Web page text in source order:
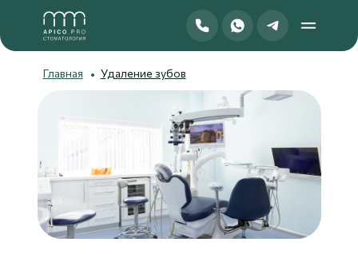
Главная Удаление зубов